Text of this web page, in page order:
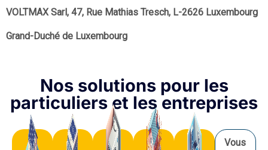
VOLTMAX Sarl, 47, Rue Mathias Tresch, L-2626 Luxembourg
Grand-Duché de Luxembourg
Nos solutions pour les
particuliers et les entreprises
Vous